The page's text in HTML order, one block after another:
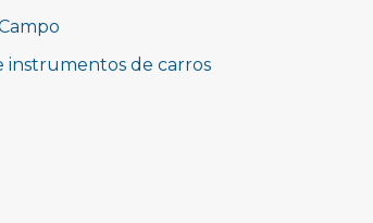
instrumentos de carros